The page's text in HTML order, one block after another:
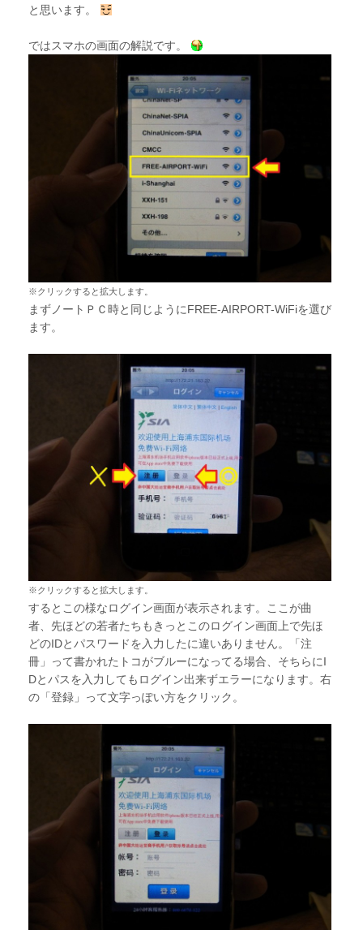
と思います。
ではスマホの画面の解説です。
※クリックすると拡大します。
まずノートＰＣ時と同じようにFREE-AIRPORT-WiFiを選び
ます。
※クリックすると拡大します。
するとこの様なログイン画面が表示されます。ここが曲
者、先ほどの若者たちもきっとこのログイン画面上で先ほ
どのIDとパスワードを入力したに違いありません。「注
冊」って書かれたトコがブルーになってる場合、そちらにI
Dとパスを入力してもログイン出来ずエラーになります。右
の「登録」って文字っぽい方をクリック。